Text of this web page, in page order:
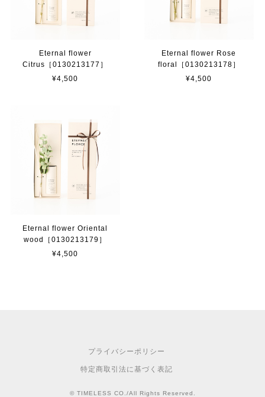
Eternal flower
Citrus［0130213177］
¥4,500
Eternal flower Rose
floral［0130213178］
¥4,500
Eternal flower Oriental
wood［0130213179］
¥4,500
プライバシーポリシー
特定商取引法に基づく表記
© TIMELESS CO./All Rights Reserved.